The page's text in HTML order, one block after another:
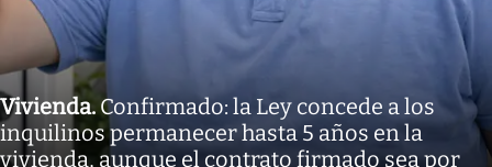
Vivienda.Confirmado: la Ley concede a los
inquilinos permanecer hasta 5 años en la
vivienda, aunque el contrato firmado sea por